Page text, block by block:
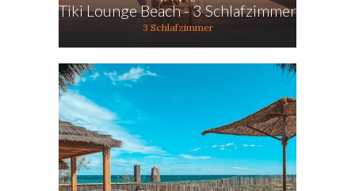
Tiki Lounge Beach - 3 Schlafzimmer
3 Schlafzimmer